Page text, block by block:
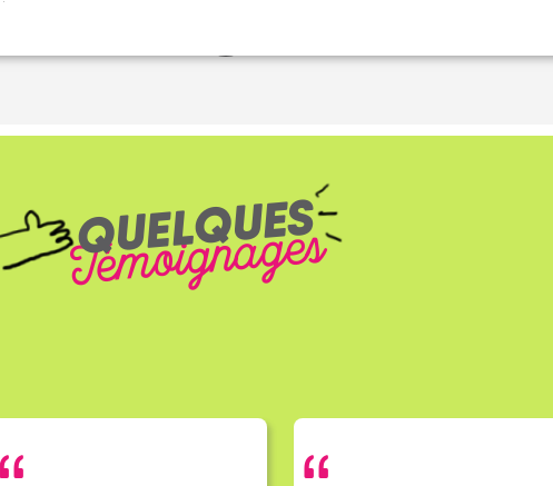
QUELQUES
Témoignages